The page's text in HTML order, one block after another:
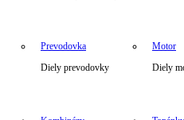
Prevodovka
Diely prevodovky
Motor
Diely